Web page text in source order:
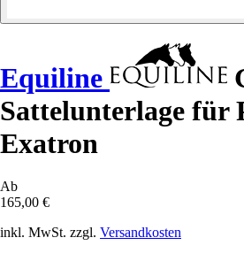
Equiline
Sattelunterlage für
Exatron
Ab
165,00 €
inkl. MwSt. zzgl. Versandkosten